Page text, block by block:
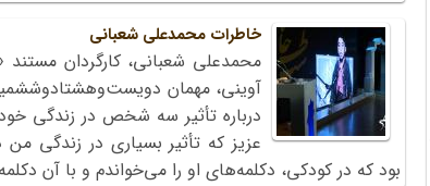
خاطرات محمد‌علی شعبانی
محمد‌علی شعبانی، کارگردان
درباره تأثیر سه شخص در زندگی
عزیز که تأثیر بسیاری در زندگی
بود که در کودکی، دکلمه‌های او را می‌خواندم و با آن